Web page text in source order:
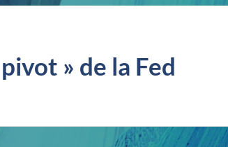
» de la Fed